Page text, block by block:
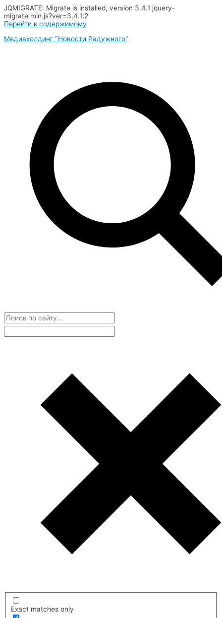
JQMIGRATE: Migrate is installed, version 3.4.1 jquery-
migrate.min.js?ver=3.4.1:2
Перейти к содержимому
Медиахолдинг "Новости Радужного"
Exact matches only